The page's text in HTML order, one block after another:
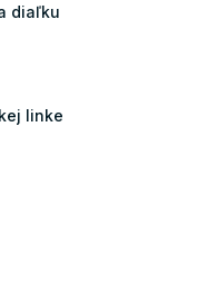
diaľku
linke